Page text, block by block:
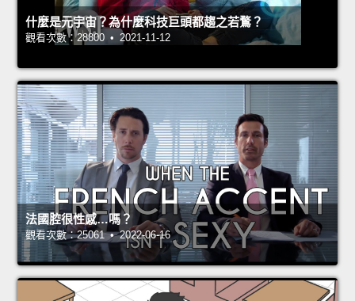
什麼是元宇宙？為什麼科技巨頭都趨之若鶩？
觀看次數：28800 • 2021-11-12
法國腔很性感…嗎？
觀看次數：25061 • 2022-06-16